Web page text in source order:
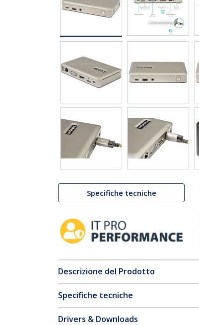
Specifiche tecniche
Descrizione del Prodotto
Specifiche tecniche
Drivers & Downloads